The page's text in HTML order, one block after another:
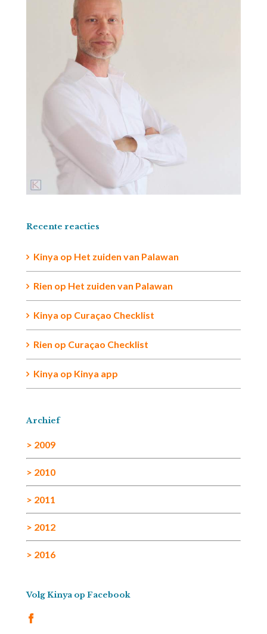
Recente reacties
Kinya op Het zuiden van Palawan
Rien op Het zuiden van Palawan
Kinya op Curaçao Checklist
Rien op Curaçao Checklist
Kinya op Kinya app
Archief
> 2009
> 2010
> 2011
> 2012
> 2016
Volg Kinya op Facebook